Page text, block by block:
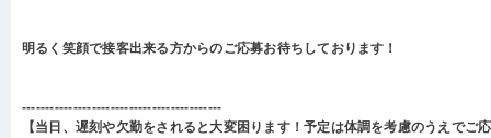
明るく笑顔で接客出来る方からのご応募お待ちしております！
-------------------------------------------
【当日、遅刻や欠勤をされると大変困ります！予定は体調を考慮のうえでご